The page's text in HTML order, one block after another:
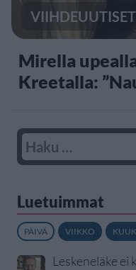
VIIHDEUUTISET
Mirella
Kreetalla:
Luetuimmat
PÄIVÄ VIIKKO
Leskeneläke